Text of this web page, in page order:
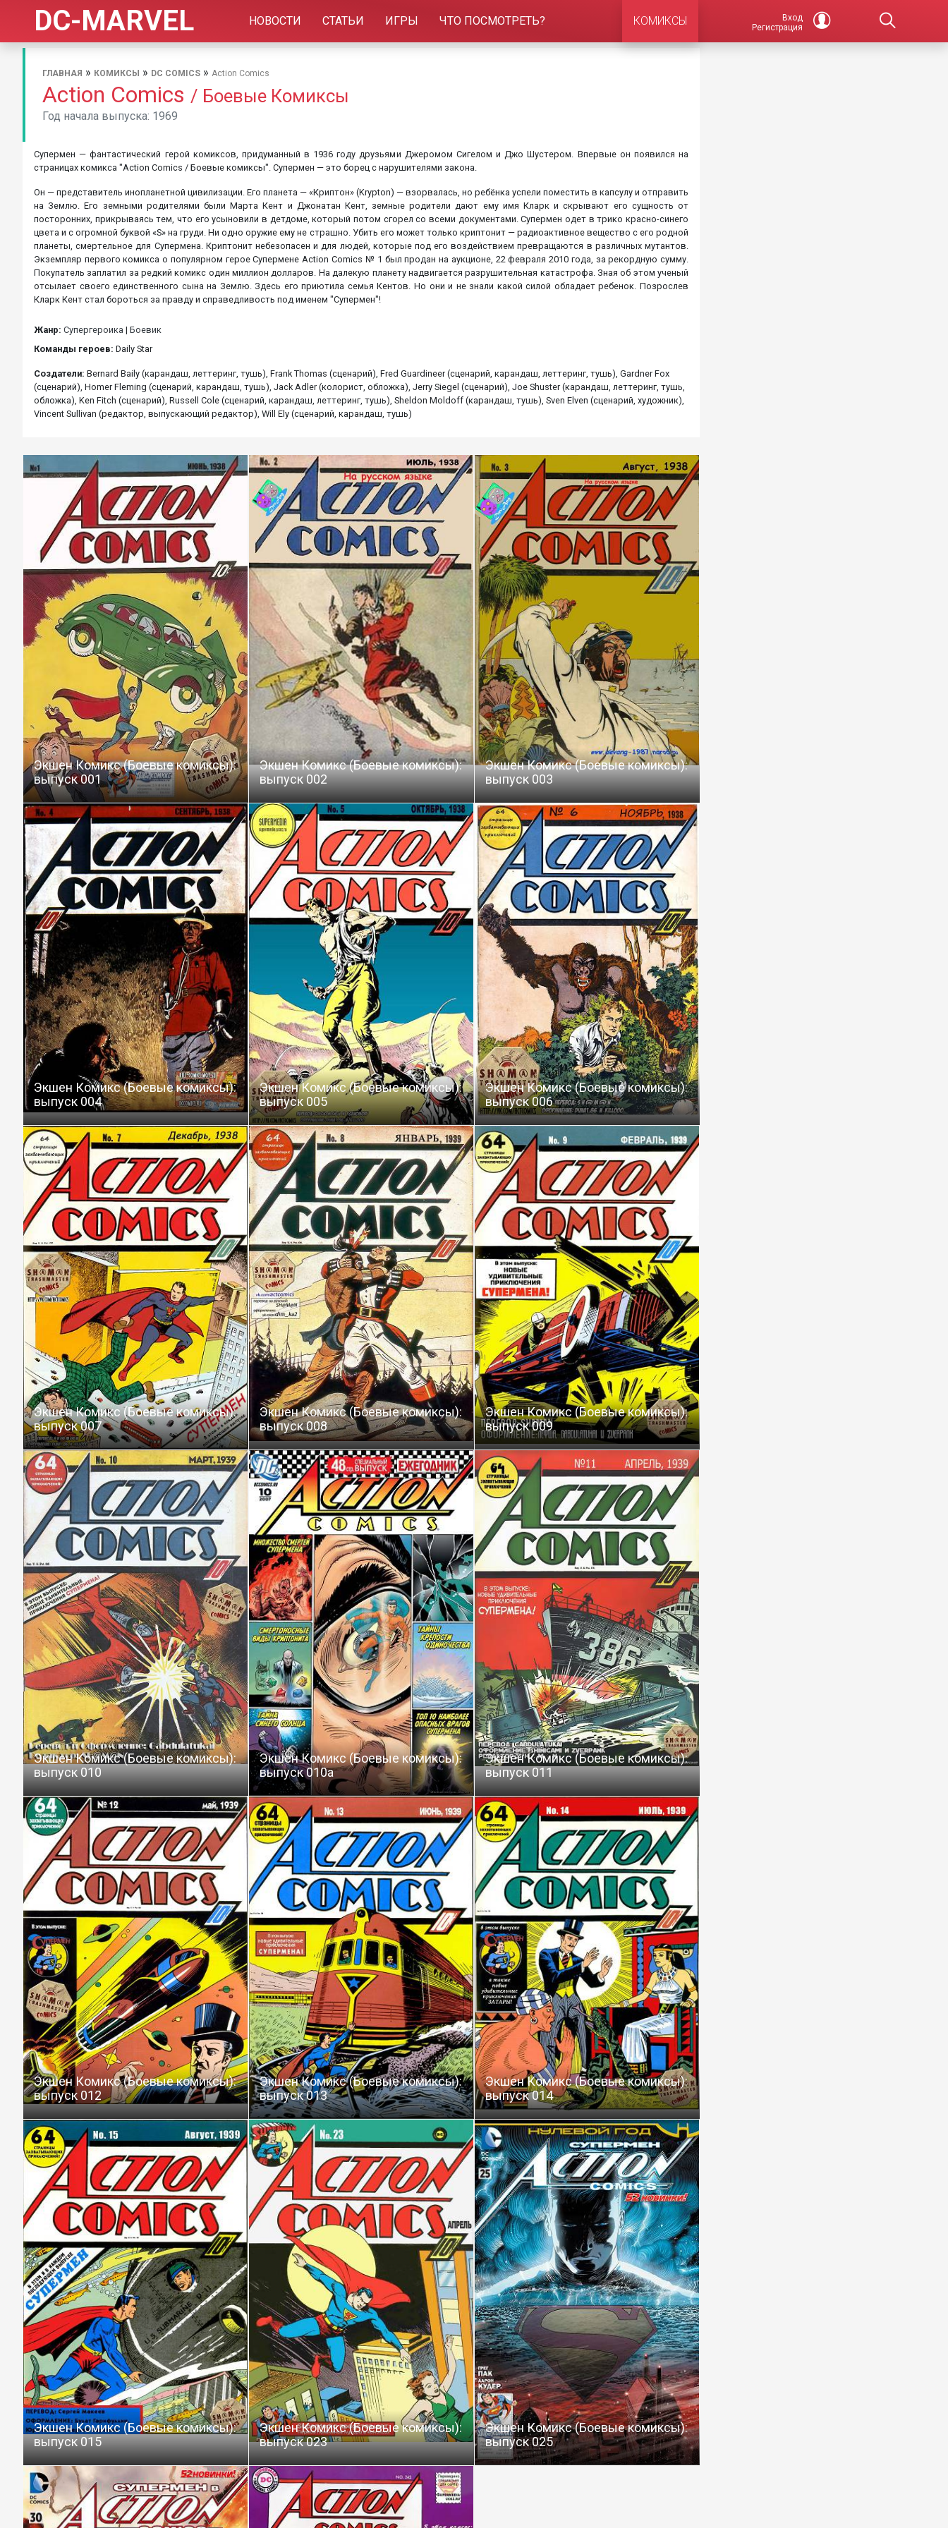
DC-MARVEL НОВОСТИ СТАТЬИ ИГРЫ ЧТО ПОСМОТРЕТЬ? КОМИКСЫ
Вход
Регистрация
ГЛАВНАЯ » КОМИКСЫ » DC COMICS » Action Comics
Action Comics / Боевые Комиксы
Год начала выпуска: 1969
Супермен — фантастический герой комиксов, придуманный в 1936 году друзьями Джеромом Сигелом и Джо Шустером. Впервые он появился на
страницах комикса "Action Comics / Боевые комиксы". Супермен — это борец с нарушителями закона.
Он — представитель инопланетной цивилизации. Его планета — «Криптон» (Krypton) — взорвалась, но ребёнка успели поместить в капсулу и отправить
на Землю. Его земными родителями были Марта Кент и Джонатан Кент, земные родители дают ему имя Кларк и скрывают его сущность от
посторонних, прикрываясь тем, что его усыновили в детдоме, который потом сгорел со всеми документами. Супермен одет в трико красно-синего
цвета и с огромной буквой «S» на груди. Ни одно оружие ему не страшно. Убить его может только криптонит — радиоактивное вещество с его родной
планеты, смертельное для Супермена. Криптонит небезопасен и для людей, которые под его воздействием превращаются в различных мутантов.
Экземпляр первого комикса о популярном герое Супермене Action Comics № 1 был продан на аукционе, 22 февраля 2010 года, за рекордную сумму.
Покупатель заплатил за редкий комикс один миллион долларов. На далекую планету надвигается разрушительная катастрофа. Зная об этом ученый
отсылает своего единственного сына на Землю. Здесь его приютила семья Кентов. Но они и не знали какой силой обладает ребенок. Позрослев
Кларк Кент стал бороться за правду и справедливость под именем "Супермен"!
Жанр: Супергероика | Боевик
Команды героев: Daily Star
Создатели: Bernard Baily (карандаш, леттеринг, тушь), Frank Thomas (сценарий), Fred Guardineer (сценарий, карандаш, леттеринг, тушь), Gardner Fox
(сценарий), Homer Fleming (сценарий, карандаш, тушь), Jack Adler (колорист, обложка), Jerry Siegel (сценарий), Joe Shuster (карандаш, леттеринг, тушь,
обложка), Ken Fitch (сценарий), Russell Cole (сценарий, карандаш, леттеринг, тушь), Sheldon Moldoff (карандаш, тушь), Sven Elven (сценарий, художник),
Vincent Sullivan (редактор, выпускающий редактор), Will Ely (сценарий, карандаш, тушь)
Экшен Комикс (Боевые комиксы):
выпуск 001
Экшен Комикс (Боевые комиксы):
выпуск 002
Экшен Комикс (Боевые комиксы):
выпуск 003
Экшен Комикс (Боевые комиксы):
выпуск 004
Экшен Комикс (Боевые комиксы):
выпуск 005
Экшен Комикс (Боевые комиксы):
выпуск 006
Экшен Комикс (Боевые комиксы):
выпуск 007
Экшен Комикс (Боевые комиксы):
выпуск 008
Экшен Комикс (Боевые комиксы):
выпуск 009
Экшен Комикс (Боевые комиксы):
выпуск 010
Экшен Комикс (Боевые комиксы):
выпуск 010a
Экшен Комикс (Боевые комиксы):
выпуск 011
Экшен Комикс (Боевые комиксы):
выпуск 012
Экшен Комикс (Боевые комиксы):
выпуск 013
Экшен Комикс (Боевые комиксы):
выпуск 014
Экшен Комикс (Боевые комиксы):
выпуск 015
Экшен Комикс (Боевые комиксы):
выпуск 023
Экшен Комикс (Боевые комиксы):
выпуск 025